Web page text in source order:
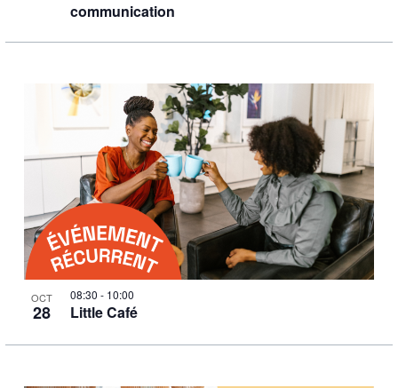
communication
OCT
28
08:30- 10:00
Little Café